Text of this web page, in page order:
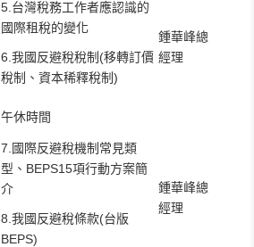
5.台灣稅務工作者應認識的
國際租稅的變化
6.我國反避稅稅制(移轉訂價
稅制、資本稀釋稅制)
鍾華峰總
經理
午休時間
7.國際反避稅機制常見類
型、BEPS15項行動方案簡
介
8.我國反避稅條款(台版
BEPS)
鍾華峰總
經理